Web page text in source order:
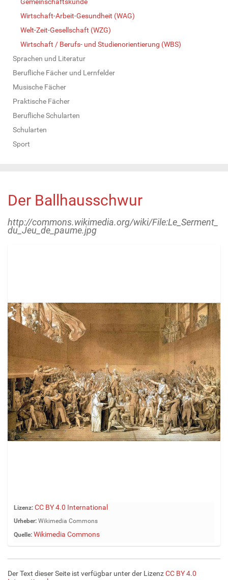
Wirtschaft-Arbeit-Gesundheit (WAG)
Welt-Zeit-Gesellschaft (WZG)
Wirtschaft / Berufs- und Studienorientierung (WBS)
Sprachen und Literatur
Berufliche Fächer und Lernfelder
Musische Fächer
Praktische Fächer
Berufliche Schularten
Schularten
Sport
Der Ballhausschwur
http://commons.wikimedia.org/wiki/File:Le_Serment_
du_Jeu_de_paume.jpg
Z
e
g
e
B
l
Lizenz: CC BY 4.0 International
Urheber: Wikimedia Commons
Quelle: Wikimedia Commons
Der Text dieser Seite ist verfügbar unter der LizenzCC BY 4.0